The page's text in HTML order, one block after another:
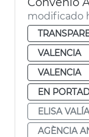
modificado
VALENCIA
VALENCIA
EN
ELISA VALÍA
AGÈNCIA